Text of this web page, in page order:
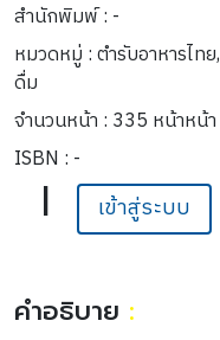
สำนักพิมพ์ : -
หมวดหมู่ :ตำรับอาหารไทย,
ดื่ม
จำนวนหน้า : 335 หน้าหน้า
ISBN : -
| เข้าสู่ระบบ
คำอธิบาย :